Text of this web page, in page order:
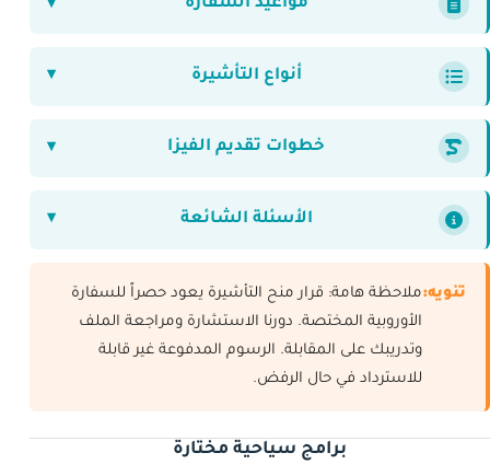
مواعيد السفارة
أنواع التأشيرة
خطوات تقديم الفيزا
الأسئلة الشائعة
تنويه:ملاحظة هامة: قرار منح التأشيرة يعود حصراً للسفارة
الأوروبية المختصة. دورنا الاستشارة ومراجعة الملف
وتدريبك على المقابلة. الرسوم المدفوعة غير قابلة
للاسترداد في حال الرفض.
برامج سياحية مختارة